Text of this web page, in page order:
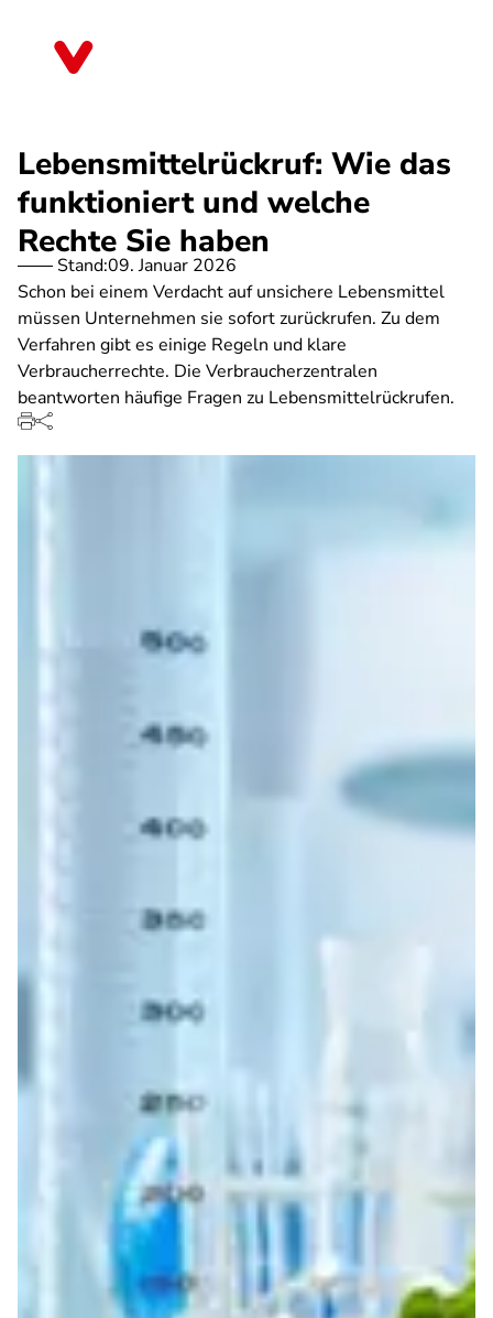
Lebensmittelrückruf: Wie das
funktioniert und welche
Rechte Sie haben
Stand:09. Januar 2026
Schon bei einem Verdacht auf unsichere Lebensmittel
müssen Unternehmen sie sofort zurückrufen. Zu dem
Verfahren gibt es einige Regeln und klare
Verbraucherrechte. Die Verbraucherzentralen
beantworten häufige Fragen zu Lebensmittelrückrufen.